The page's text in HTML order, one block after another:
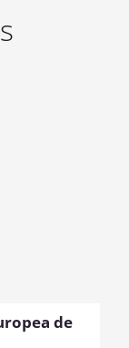
de